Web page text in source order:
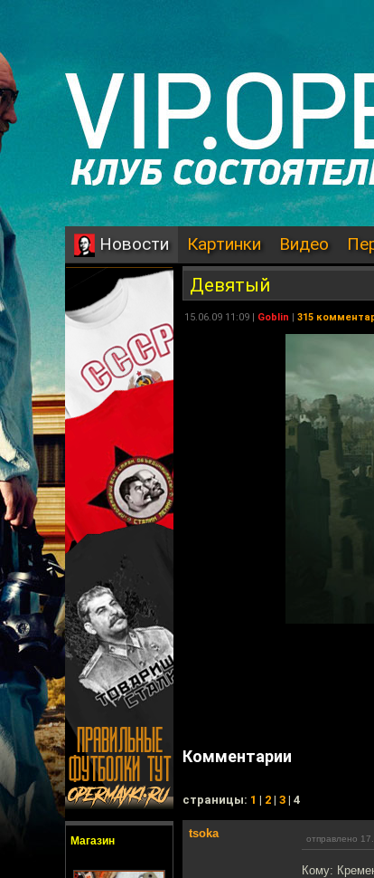
Новости Картинки Видео
Магазин
Девятый
15.06.09 11:09 | Goblin | 315
Комментарии
cтраницы: 1 | 2 | 3 | 4
tsoka отправлено
Кому: